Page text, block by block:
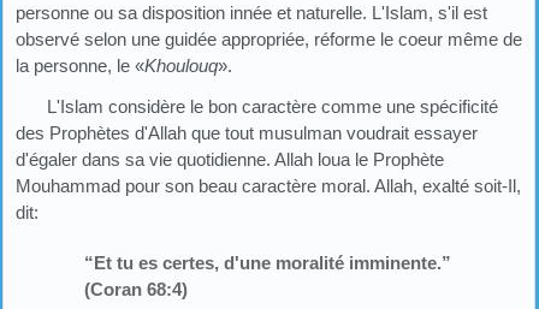
personne ou sa disposition innée et naturelle. L'Islam, s'il est
observé selon une guidée appropriée, réforme le coeur même de
la personne, le «Khoulouq».
L'Islam considère le bon caractère comme une spécificité
des Prophètes d'Allah que tout musulman voudrait essayer
d'égaler dans sa vie quotidienne. Allah loua le Prophète
Mouhammad pour son beau caractère moral. Allah, exalté soit-Il,
dit:
“Et tu es certes, d'une moralité imminente.”
(Coran 68:4)